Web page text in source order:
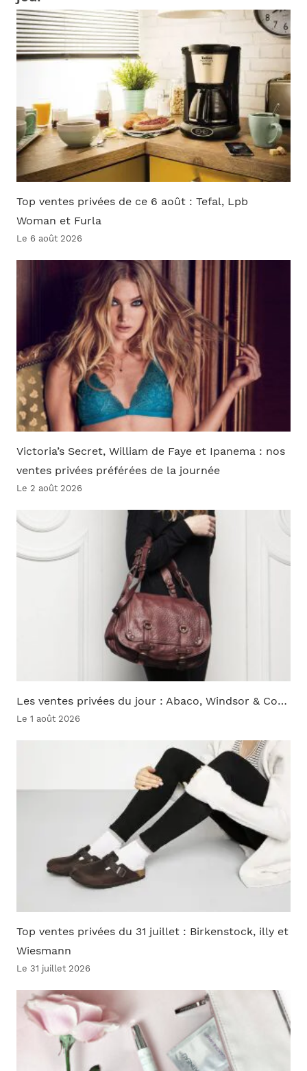
Top ventes privées de ce 6 août : Tefal, Lpb
Woman et Furla
Le 6 août 2026
Victoria’s Secret, William de Faye et Ipanema : nos
ventes privées préférées de la journée
Le 2 août 2026
Les ventes privées du jour : Abaco, Windsor & Co…
Le 1 août 2026
Top ventes privées du 31 juillet : Birkenstock, illy et
Wiesmann
Le 31 juillet 2026